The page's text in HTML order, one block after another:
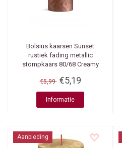
Bolsius kaarsen Sunset
rustiek fading metallic
stompkaars 80/68 Creamy
€5,99 €5,19
Informatie
Aanbieding